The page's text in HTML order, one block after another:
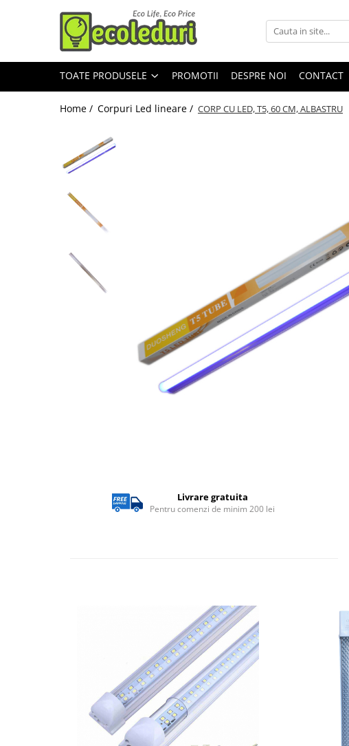
Toate Produsele
Surse de iluminat
Surse de iluminat
Bec incandescent (Clasic)
Becuri & lampi led cu fasung
Ghirlande luminoase
Modul Led pentru aplica
Tub Neon Fluorescent (Clasic)
Aparataj şi accesorii
TOATE PRODUSELE PROMOTII DESPRE NOI CONTACT
Home / Corpuri Led lineare / CORP CU LED, T5, 60 CM, ALBASTRU
Livrare gratuita
Pentru comenzi de minim 200 lei